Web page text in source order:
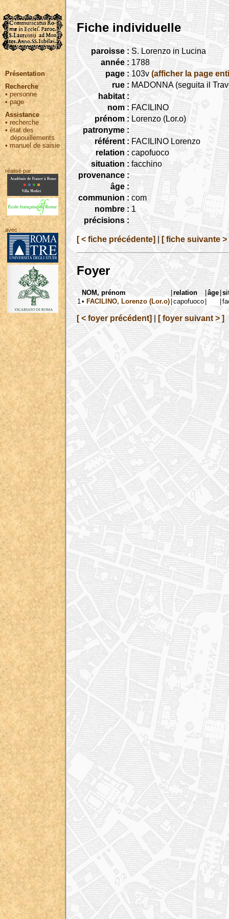
Présentation
Recherche
• personne
•page
Assistance
• recherche
•état des
dépouillements
•manuel de saisie
réalisé par :
avec :
Fiche individuelle
paroisse : S. Lorenzo in Lucina
année : 1788
page : 103v (afficher la page
rue : MADONNA (seguita il
habitat :
nom : FACILINO
prénom : Lorenzo (Lor.o)
patronyme :
référent : FACILINO Lorenzo
relation : capofuoco
situation : facchino
provenance :
âge :
communion : com
nombre : 1
précisions :
[ < fiche précédente] [ fiche suivante >
Foyer
NOM, prénom | relation |âge |
1 • FACILINO, Lorenzo (Lor.o) |capofuoco | |
[ < foyer précédent] [ foyer suivant > ]